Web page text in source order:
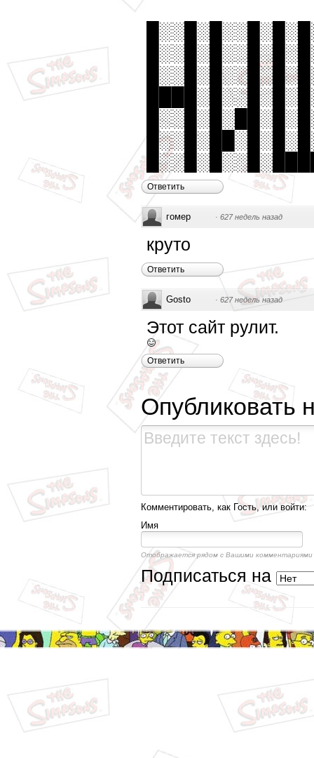
Ответить
гомер · 627 недель назад
круто
Ответить
Gosto · 627 недель назад
Этот сайт рулит.
Ответить
Опубликовать
Комментировать, как Гость, или войти:
Имя
Отображается рядом с Вашими комментариями
Подписаться на